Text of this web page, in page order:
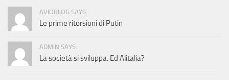
AVIOBLOG SAYS:
Le prime ritorsioni di Putin
ADMIN SAYS:
La società si sviluppa. Ed Alitalia?